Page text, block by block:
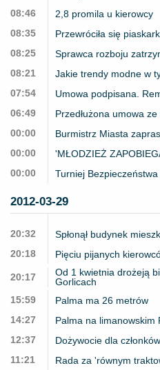
08:46
2,8 promila u kierowcy
08:35
Przewróciła się
08:25
Sprawca rozboju
08:21
Jakie trendy modne w
07:54
Umowa podpisana.
06:49
Przedłużona umowa
00:00
Burmistrz Miasta
00:00
'MŁODZIEŻ
00:00
Turniej
2012-03-29
20:32
Spłonął budynek
20:18
Pięciu pijanych
20:17
Od 1 kwietnia drożeją
Gorlicach
15:59
Palma ma 26 metrów
14:27
Palma na limanowskim
12:37
Dożywocie dla
11:21
Rada za 'równym